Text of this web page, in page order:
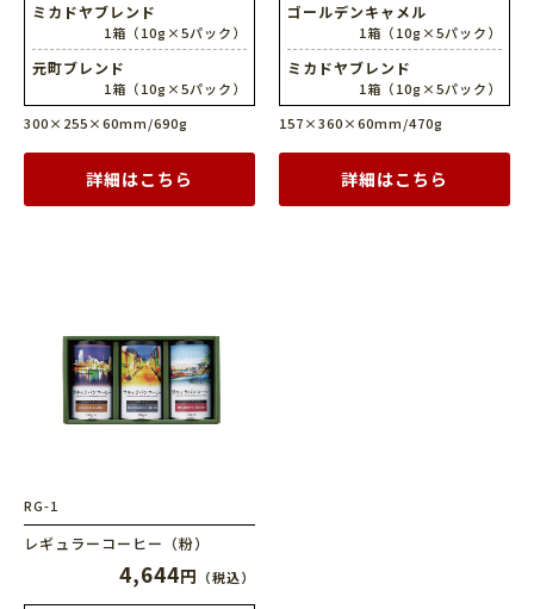
ミカドヤブレンド
1箱（10g×5パック）
元町ブレンド
1箱（10g×5パック）
300×255×60mm/690g
詳細はこちら
ゴールデンキャメル
1箱（10g×5パック）
ミカドヤブレンド
1箱（10g×5パック）
157×360×60mm/470g
詳細はこちら
RG-1
レギュラーコーヒー（粉）
4,644円 （税込）